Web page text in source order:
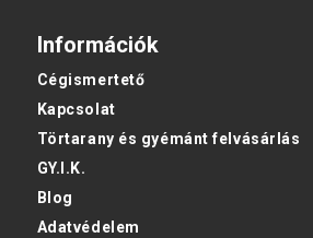
Információk
Cégismertető
Kapcsolat
Törtarany és gyémánt felvásárlás
GY.I.K.
Blog
Adatvédelem